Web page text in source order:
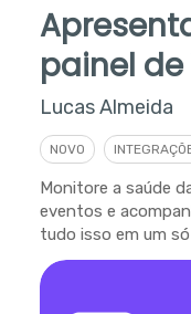
painel
Lucas Almeida
NOVO
Monitore a saúde
eventos e
tudo isso em um só